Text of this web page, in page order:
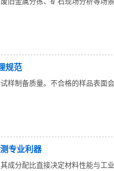
旧金属分拣、矿石现场分析等场
规范
样制备质量。不合格的样品表面
专业利器
成分配比直接决定材料性能与工